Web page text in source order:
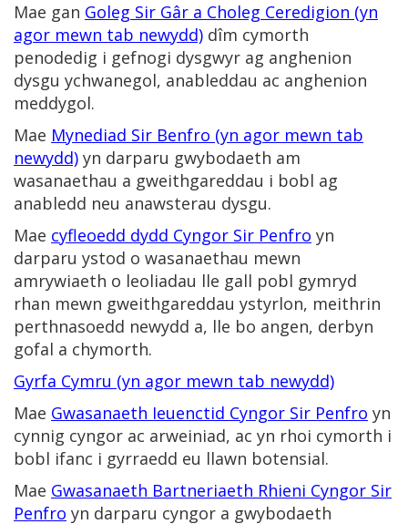
Mae gan Goleg Sir Gâr a Choleg Ceredigion (yn
agor mewn tab newydd) dîm cymorth
penodedig i gefnogi dysgwyr ag anghenion
dysgu ychwanegol, anableddau ac anghenion
meddygol.
Mae Mynediad Sir Benfro (yn agor mewn tab
newydd) yn darparu gwybodaeth am
wasanaethau a gweithgareddau i bobl ag
anabledd neu anawsterau dysgu.
Mae cyfleoedd dydd Cyngor Sir Penfro yn
darparu ystod o wasanaethau mewn
amrywiaeth o leoliadau lle gall pobl gymryd
rhan mewn gweithgareddau ystyrlon, meithrin
perthnasoedd newydd a, lle bo angen, derbyn
gofal a chymorth.
Gyrfa Cymru (yn agor mewn tab newydd)
Mae Gwasanaeth Ieuenctid Cyngor Sir Penfro yn
cynnig cyngor ac arweiniad, ac yn rhoi cymorth i
bobl ifanc i gyrraedd eu llawn botensial.
Mae Gwasanaeth Bartneriaeth Rhieni Cyngor Sir
Penfro yn darparu cyngor a gwybodaeth